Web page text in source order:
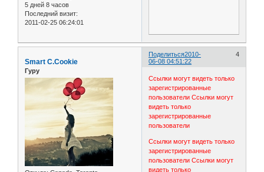
5 дней 8 часов
Последний визит:
2011-02-25 06:24:01
Поделиться 4
2010-
06-08 04:51:22
Smart C.Cookie
Гуру
Ссылки могут видеть только
зарегистрированные
пользователи Ссылки могут
видеть только
зарегистрированные
пользователи
Ссылки могут видеть только
зарегистрированные
пользователи Ссылки могут
видеть только